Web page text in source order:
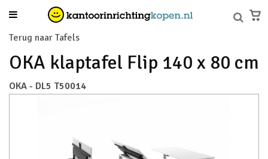
Terug naar Tafels
OKA klaptafel Flip 140 x 80 cm
OKA - DL5 T50014